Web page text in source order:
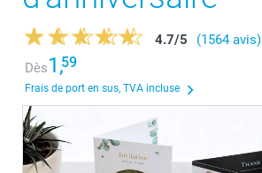
4.7/5
(1564 avis)
Dès1,59
Frais de port en sus, TVA incluse